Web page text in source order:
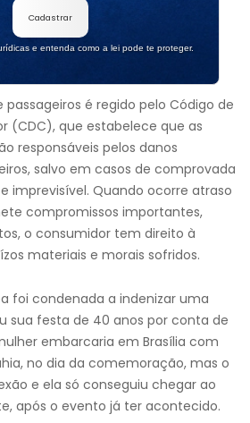
Cadastrar
e entenda como a lei pode te proteger.
é regido pelo Código de
(CDC), que estabelece que as
responsáveis pelos danos
salvo em casos de comprovada
imprevisível. Quando ocorre atraso
compromissos importantes,
o consumidor tem direito à
materiais e morais sofridos.
foi condenada a indenizar uma
sua festa de 40 anos por conta de
embarcaria em Brasília com
no dia da comemoração, mas o
e ela só conseguiu chegar ao
após o evento já ter acontecido.